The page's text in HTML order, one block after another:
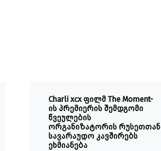
Charli xcx ფილმ The Moment-
ის პრემიერის შემდგომი
წვეულების
ორგანიზატორის რუსეთთან
სავარაუდო კავშირებს
ეხმიანება